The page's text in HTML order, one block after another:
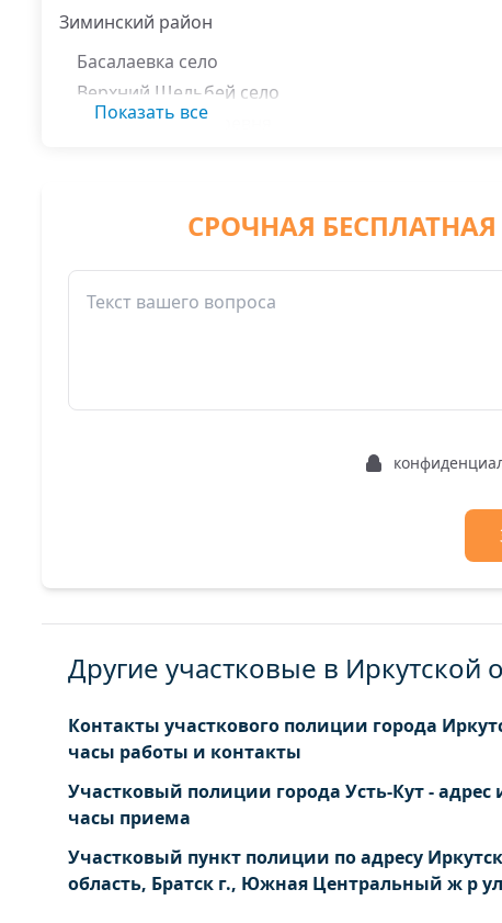
Зиминский район
Басалаевка село
Верхний Щельбей село
Верхняя Зима деревня
Новоникольск деревня
Участок Стибутовский нп
Показать все
СРОЧНАЯ БЕСПЛАТНАЯ
Другие участковые в Иркутской
Контакты участкового полиции города
часы работы и контакты
Участковый полиции города Усть-Кут - адрес
часы приема
Участковый пункт полиции по адресу
область, Братск г., Южная Центральный ж р